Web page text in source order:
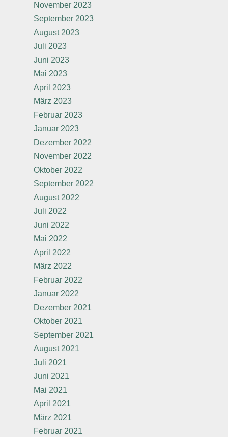
November 2023
September 2023
August 2023
Juli 2023
Juni 2023
Mai 2023
April 2023
März 2023
Februar 2023
Januar 2023
Dezember 2022
November 2022
Oktober 2022
September 2022
August 2022
Juli 2022
Juni 2022
Mai 2022
April 2022
März 2022
Februar 2022
Januar 2022
Dezember 2021
Oktober 2021
September 2021
August 2021
Juli 2021
Juni 2021
Mai 2021
April 2021
März 2021
Februar 2021